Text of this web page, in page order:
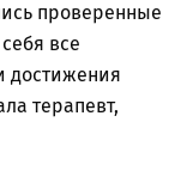
проверенные
все
достижения
терапевт,